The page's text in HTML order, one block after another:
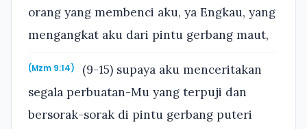
orang yang membenci aku, ya Engkau, yang
mengangkat aku dari pintu gerbang maut,
(Mzm 9:14)
(9-15) supaya aku menceritakan
segala perbuatan-Mu yang terpuji dan
bersorak-sorak di pintu gerbang puteri